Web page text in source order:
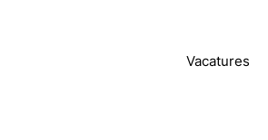
Vacatures